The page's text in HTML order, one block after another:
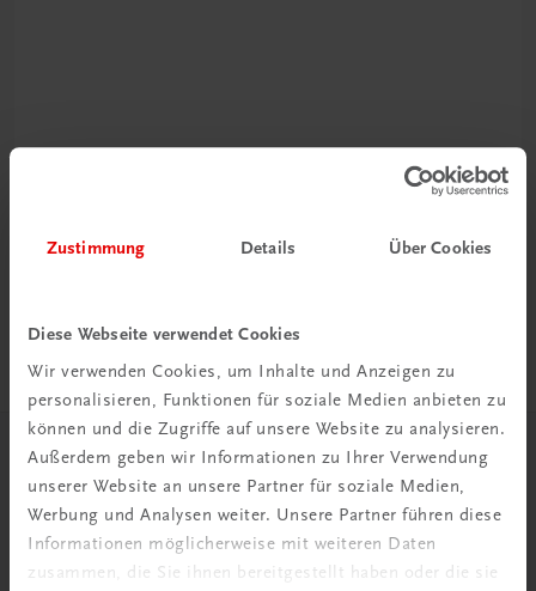
Zustimmung Details Über Cookies
Diese Webseite verwendet Cookies
Wir verwenden Cookies, um Inhalte und Anzeigen zu
personalisieren, Funktionen für soziale Medien anbieten zu
können und die Zugriffe auf unsere Website zu analysieren.
Außerdem geben wir Informationen zu Ihrer Verwendung
unserer Website an unsere Partner für soziale Medien,
Werbung und Analysen weiter. Unsere Partner führen diese
Informationen möglicherweise mit weiteren Daten
zusammen, die Sie ihnen bereitgestellt haben oder die sie
Newsletter abonnieren
& Versandkosten sparen
Jetzt anmelden
Herzlich willkommen bei TRAUNER!